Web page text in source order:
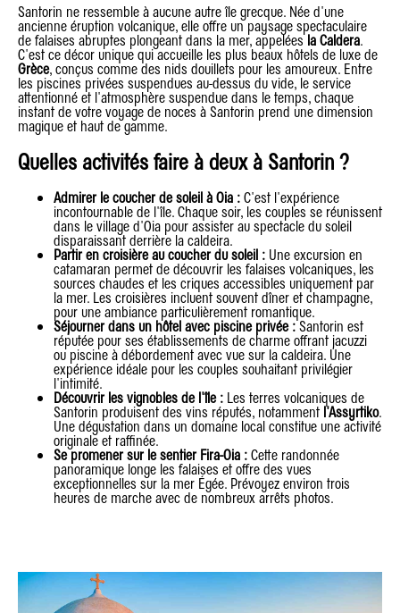
Santorin ne ressemble à aucune autre île grecque. Née d'une
ancienne éruption volcanique, elle offre un paysage spectaculaire
de falaises abruptes plongeant dans la mer, appeléesla Caldera
C'est ce décor unique qui accueille les plus beaux hôtels de luxe de
Grèce, conçus comme des nids douillets pour les amoureux. Entre
les piscines privées suspendues au-dessus du vide, le service
attentionné et l'atmosphère suspendue dans le temps, chaque
instant de votre voyage de noces à Santorin prend une dimension
magique et haut de gamme.
Quelles activités faire à deux à Santorin ?
Admirer le coucher de soleil à Oia : C'est l'expérience
incontournable de l'île. Chaque soir, les couples se réunissent
dans le village d'Oia pour assister au spectacle du soleil
disparaissant derrière la caldeira.
Partir en croisière au coucher du soleil : Une excursion en
catamaran permet de découvrir les falaises volcaniques, les
sources chaudes et les criques accessibles uniquement par
la mer. Les croisières incluent souvent dîner et champagne,
pour une ambiance particulièrement romantique.
Séjourner dans un hôtel avec piscine privée :Santorin est
réputée pour ses établissements de charme offrant jacuzzi
ou piscine à débordement avec vue sur la caldeira. Une
expérience idéale pour les couples souhaitant privilégier
l'intimité.
Découvrir les vignobles de l'île : Les terres volcaniques de
Santorin produisent des vins réputés, notamment l'Assyrtiko.
Une dégustation dans un domaine local constitue une activité
originale et raffinée.
Se promener sur le sentier Fira-Oia : Cette randonnée
panoramique longe les falaises et offre des vues
exceptionnelles sur la mer Égée. Prévoyez environ trois
heures de marche avec de nombreux arrêts photos.